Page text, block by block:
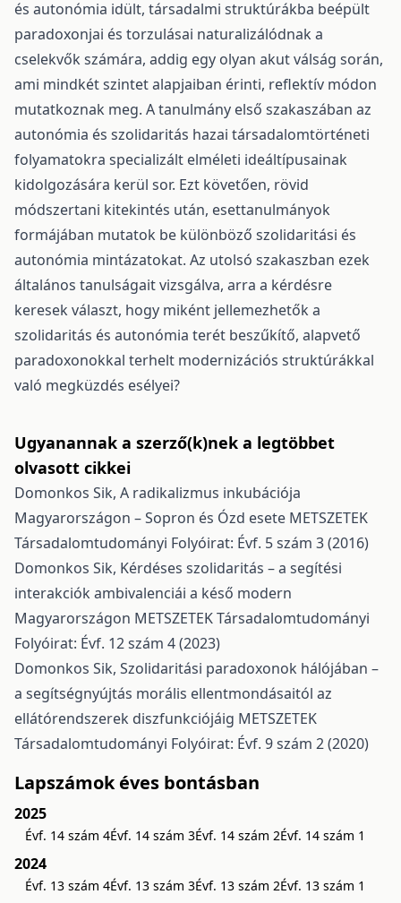
és autonómia idült, társadalmi struktúrákba beépült
paradoxonjai és torzulásai naturalizálódnak a
cselekvők számára, addig egy olyan akut válság során,
ami mindkét szintet alapjaiban érinti, reflektív módon
mutatkoznak meg. A tanulmány első szakaszában az
autonómia és szolidaritás hazai társadalomtörténeti
folyamatokra specializált elméleti ideáltípusainak
kidolgozására kerül sor. Ezt követően, rövid
módszertani kitekintés után, esettanulmányok
formájában mutatok be különböző szolidaritási és
autonómia mintázatokat. Az utolsó szakaszban ezek
általános tanulságait vizsgálva, arra a kérdésre
keresek választ, hogy miként jellemezhetők a
szolidaritás és autonómia terét beszűkítő, alapvető
paradoxonokkal terhelt modernizációs struktúrákkal
való megküzdés esélyei?
Ugyanannak a szerző(k)nek a legtöbbet
olvasott cikkei
Domonkos Sik, A radikalizmus inkubációja
Magyarországon – Sopron és Ózd esete METSZETEK
Társadalomtudományi Folyóirat: Évf. 5 szám 3 (2016)
Domonkos Sik, Kérdéses szolidaritás – a segítési
interakciók ambivalenciái a késő modern
Magyarországon METSZETEK Társadalomtudományi
Folyóirat: Évf. 12 szám 4 (2023)
Domonkos Sik, Szolidaritási paradoxonok hálójában –
a segítségnyújtás morális ellentmondásaitól az
ellátórendszerek diszfunkciójáig METSZETEK
Társadalomtudományi Folyóirat: Évf. 9 szám 2 (2020)
Lapszámok éves bontásban
2025
Évf. 14 szám 4Évf. 14 szám 3Évf. 14 szám 2Évf. 14 szám 1
2024
Évf. 13 szám 4Évf. 13 szám 3Évf. 13 szám 2Évf. 13 szám 1